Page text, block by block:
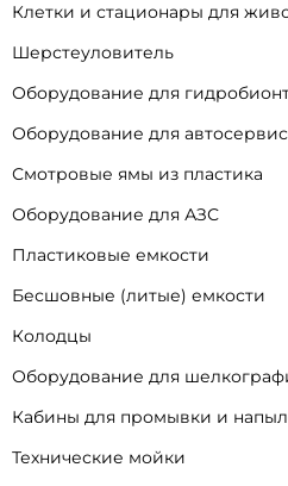
Клетки и стационары для
Шерстеуловитель
Оборудование для
Оборудование для
Смотровые ямы из пластика
Оборудование для АЗС
Пластиковые емкости
Бесшовные (литые) емкости
Колодцы
Оборудование для
Кабины для промывки и
Технические мойки